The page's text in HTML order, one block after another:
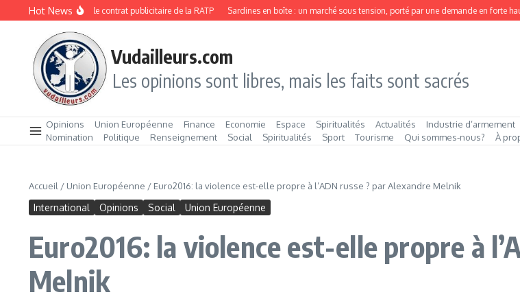
Aller au contenu
Hot News
Metrobus remporte le contrat publicitaire de la RATP Sardines en boîte : un marché sous tension, porté par une demande en forte hausse
Vudailleurs.com
Les opinions sont libres, mais les faits sont sacrés
Opinions Union Européenne Finance Economie Espace Spiritualités Actualités Industrie d’armement
Nomination
Politique Renseignement Social Spiritualités Sport Tourisme Qui sommes‑nous? À
Accueil / Union Européenne / Euro2016: la violence est-elle propre à l’ADN russe ? par Alexandre Melnik
International Opinions Social Union Européenne
Euro2016: la violence est-elle propre à
Melnik